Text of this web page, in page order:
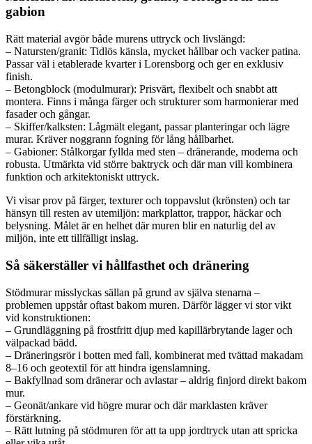
gabion
Rätt material avgör både murens uttryck och livslängd:
– Natursten/granit: Tidlös känsla, mycket hållbar och vacker patina.
Passar väl i etablerade kvarter i Lorensborg och ger en exklusiv
finish.
– Betongblock (modulmurar): Prisvärt, flexibelt och snabbt att
montera. Finns i många färger och strukturer som harmonierar med
fasader och gångar.
– Skiffer/kalksten: Lågmält elegant, passar planteringar och lägre
murar. Kräver noggrann fogning för lång hållbarhet.
– Gabioner: Stålkorgar fyllda med sten – dränerande, moderna och
robusta. Utmärkta vid större baktryck och där man vill kombinera
funktion och arkitektoniskt uttryck.
Vi visar prov på färger, texturer och toppavslut (krönsten) och tar
hänsyn till resten av utemiljön: markplattor, trappor, häckar och
belysning. Målet är en helhet där muren blir en naturlig del av
miljön, inte ett tillfälligt inslag.
Så säkerställer vi hållfasthet och dränering
Stödmurar misslyckas sällan på grund av själva stenarna –
problemen uppstår oftast bakom muren. Därför lägger vi stor vikt
vid konstruktionen:
– Grundläggning på frostfritt djup med kapillärbrytande lager och
välpackad bädd.
– Dräneringsrör i botten med fall, kombinerat med tvättad makadam
8–16 och geotextil för att hindra igenslamning.
– Bakfyllnad som dränerar och avlastar – aldrig finjord direkt bakom
mur.
– Geonät/ankare vid högre murar och där marklasten kräver
förstärkning.
– Rätt lutning på stödmuren för att ta upp jordtryck utan att spricka